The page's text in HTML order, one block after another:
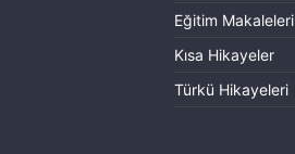
Eğitim Makaleleri
Kısa Hikayeler
Türkü Hikayeleri